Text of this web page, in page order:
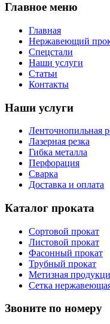
Главное меню
Главная
Нержавеющий
Спецстали
Наши услуги
Статьи
Контакты
Наши услуги
Ленточнопильная
Лазерная резка
Гибка металла
Перфорация
Сварка
Доставка и оплата
Каталог проката
Сортовой прокат
Листовой прокат
Фасонный прокат
Трубный прокат
Метизная
Сетка
Звоните по номеру